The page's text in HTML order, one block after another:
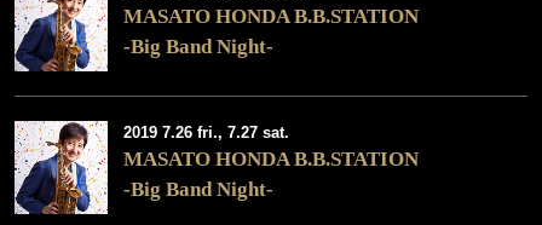
MASATO HONDA B.B.STATION
-Big Band Night-
2019 7.26 fri., 7.27 sat.
MASATO HONDA B.B.STATION
-Big Band Night-